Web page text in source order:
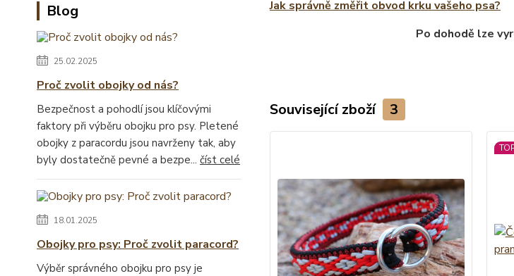
Blog
25.02.2025
Proč zvolit obojky od nás?
Bezpečnost a pohodlí jsou klíčovými
faktory při výběru obojku pro psy. Pletené
obojky z paracordu jsou navrženy tak, aby
byly dostatečně pevné a bezpe... číst celé
18.01.2025
Obojky pro psy: Proč zvolit paracord?
Výběr správného obojku pro psy je
Jak správně změřit obvod krku vašeho psa?
Po dohodě lze
Související zboží 3